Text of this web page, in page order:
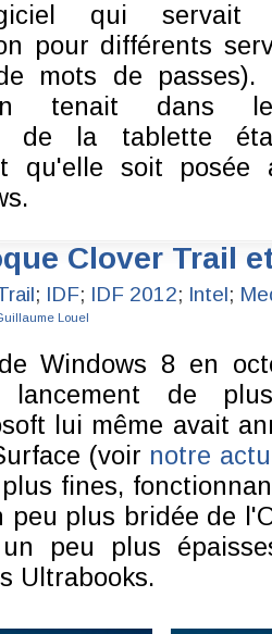
qui servait
pour différents
mots de
tenait
de la tablette
qu'elle soit posée
Clover Trail
; IDF; IDF 2012; Intel;
Louel
Windows 8 en
lancement de
lui même avait
(voir notre
fines,
peu plus bridée de
peu plus
Ultrabooks.